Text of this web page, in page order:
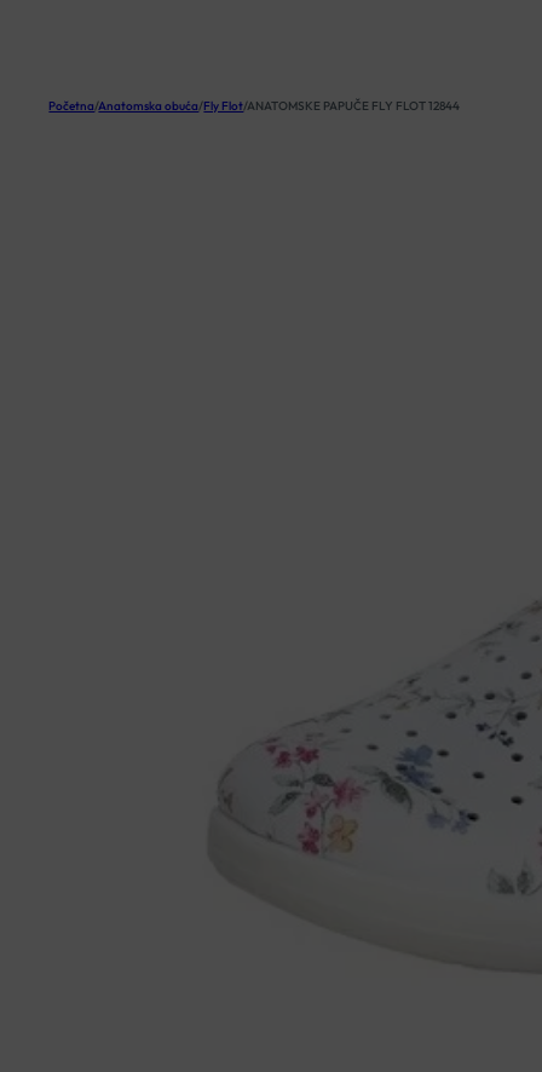
Početna/Anatomska obuća/Fly Flot/ANATOMSKE PAPUČE FLY FLOT 12844